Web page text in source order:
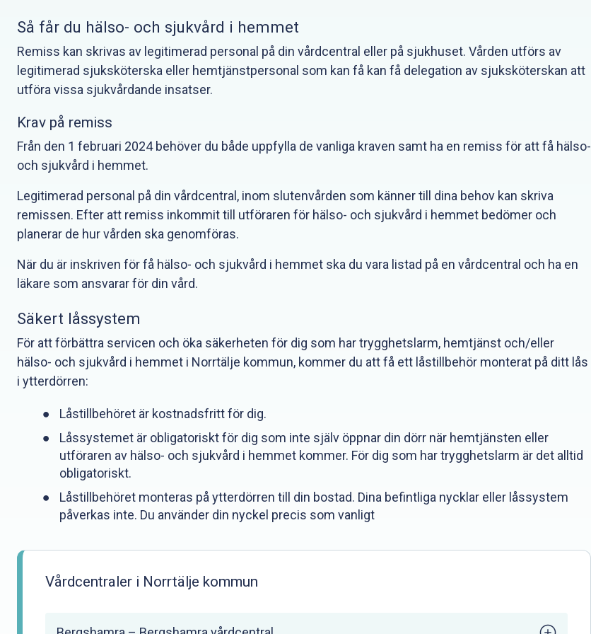
Så får du hälso- och sjukvård i hemmet
Remiss kan skrivas av legitimerad personal på din vårdcentral eller på sjukhuset. Vården utförs av
legitimerad sjuksköterska eller hemtjänstpersonal som kan få kan få delegation av sjuksköterskan att
utföra vissa sjukvårdande insatser.
Krav på remiss
Från den 1 februari 2024 behöver du både uppfylla de vanliga kraven samt ha en remiss för att få hälso-
och sjukvård i hemmet.
Legitimerad personal på din vårdcentral, inom slutenvården som känner till dina behov kan skriva
remissen. Efter att remiss inkommit till utföraren för hälso- och sjukvård i hemmet bedömer och
planerar de hur vården ska genomföras.
När du är inskriven för få hälso- och sjukvård i hemmet ska du vara listad på en vårdcentral och ha en
läkare som ansvarar för din vård.
Säkert låssystem
För att förbättra servicen och öka säkerheten för dig som har trygghetslarm, hemtjänst och/eller
hälso- och sjukvård i hemmet i Norrtälje kommun, kommer du att få ett låstillbehör monterat på ditt lås
i ytterdörren:
Låstillbehöret är kostnadsfritt för dig.
Låssystemet är obligatoriskt för dig som inte själv öppnar din dörr när hemtjänsten eller
utföraren av hälso- och sjukvård i hemmet kommer. För dig som har trygghetslarm är det alltid
obligatoriskt.
Låstillbehöret monteras på ytterdörren till din bostad. Dina befintliga nycklar eller låssystem
påverkas inte. Du använder din nyckel precis som vanligt
Vårdcentraler i Norrtälje kommun